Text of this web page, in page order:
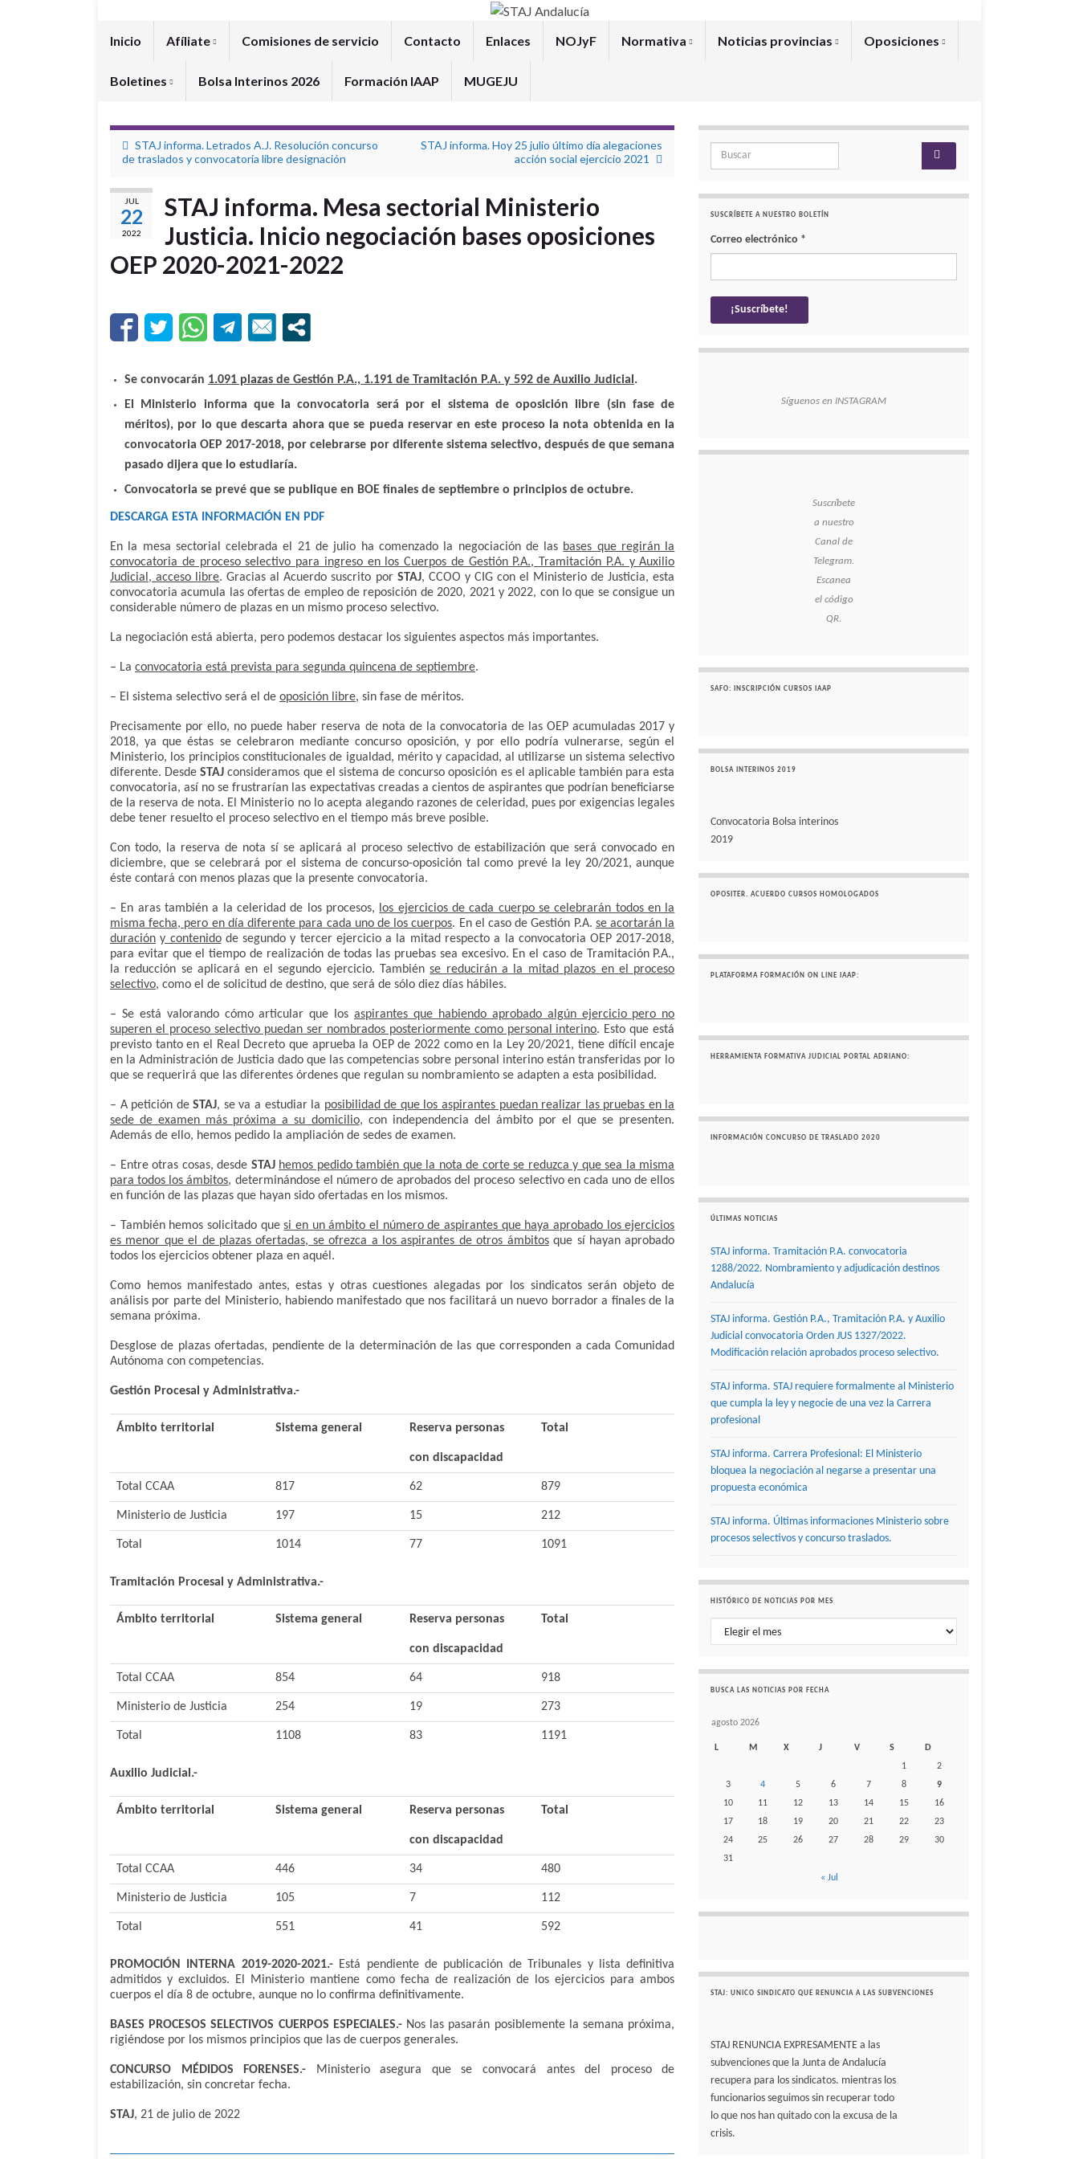
Inicio Afíliate Comisiones de servicio Contacto Enlaces NOJyF Normativa Noticias provincias Oposiciones
Boletines Bolsa Interinos 2026 Formación IAAP MUGEJU
STAJ informa. Letrados A.J. Resolución concurso
de traslados y convocatoria libre designación
STAJ informa. Hoy 25 julio último día alegaciones
acción social ejercicio 2021
JUL
22
2022
STAJ informa. Mesa sectorial Ministerio
Justicia. Inicio negociación bases oposiciones
OEP 2020-2021-2022
Se convocarán 1.091 plazas de Gestión P.A., 1.191 de Tramitación P.A. y 592 de Auxilio Judicial .
El Ministerio informa que la convocatoria será por el sistema de oposición libre (sin fase de
méritos), por lo que descarta ahora que se pueda reservar en este proceso la nota obtenida en la
convocatoria OEP 2017-2018, por celebrarse por diferente sistema selectivo, después de que semana
pasado dijera que lo estudiaría.
Convocatoria se prevé que se publique en BOE finales de septiembre o principios de octubre.
DESCARGA ESTA INFORMACIÓN EN PDF
En la mesa sectorial celebrada el 21 de julio ha comenzado la negociación de las bases que regirán la
convocatoria de proceso selectivo para ingreso en los Cuerpos de Gestión P.A., Tramitación P.A. y Auxilio
Judicial, acceso libre. Gracias al Acuerdo suscrito por STAJ, CCOO y CIG con el Ministerio de Justicia, esta
convocatoria acumula las ofertas de empleo de reposición de 2020, 2021 y 2022, con lo que se consigue un
considerable número de plazas en un mismo proceso selectivo.
La negociación está abierta, pero podemos destacar los siguientes aspectos más importantes.
– La convocatoria está prevista para segunda quincena de septiembre.
– El sistema selectivo será el de oposición libre, sin fase de méritos.
Precisamente por ello, no puede haber reserva de nota de la convocatoria de las OEP acumuladas 2017 y
2018, ya que éstas se celebraron mediante concurso oposición, y por ello podría vulnerarse, según el
Ministerio, los principios constitucionales de igualdad, mérito y capacidad, al utilizarse un sistema selectivo
diferente. DesdeSTAJ consideramos que el sistema de concurso oposición es el aplicable también para esta
convocatoria, así no se frustrarían las expectativas creadas a cientos de aspirantes que podrían beneficiarse
de la reserva de nota. El Ministerio no lo acepta alegando razones de celeridad, pues por exigencias legales
debe tener resuelto el proceso selectivo en el tiempo más breve posible.
Con todo, la reserva de nota sí se aplicará al proceso selectivo de estabilización que será convocado en
diciembre, que se celebrará por el sistema de concurso-oposición tal como prevé la ley 20/2021, aunque
éste contará con menos plazas que la presente convocatoria.
– En aras también a la celeridad de los procesos,
los ejercicios de cada cuerpo se celebrarán todos en la
misma fecha, pero en día diferente para cada uno de los cuerpos. En el caso de Gestión P.A. se acortarán la
duración y contenidode segundo y tercer ejercicio a la mitad respecto a la convocatoria OEP 2017-2018,
para evitar que el tiempo de realización de todas las pruebas sea excesivo. En el caso de Tramitación P.A.,
la reducción se aplicará en el segundo ejercicio. Tambiénse reducirán a la mitad plazos en el proceso
selectivo, como el de solicitud de destino, que será de sólo diez días hábiles.
– Se está valorando cómo articular que losaspirantes que habiendo aprobado algún ejercicio pero no
superen el proceso selectivo puedan ser nombrados posteriormente como personal interino. Esto que está
previsto tanto en el Real Decreto que aprueba la OEP de 2022 como en la Ley 20/2021, tiene difícil encaje
en la Administración de Justicia dado que las competencias sobre personal interino están transferidas por lo
que se requerirá que las diferentes órdenes que regulan su nombramiento se adapten a esta posibilidad.
– A petición deSTAJ, se va a estudiar la posibilidad de que los aspirantes puedan realizar las pruebas en la
sede de examen más próxima a su domicilio, con independencia del ámbito por el que se presenten.
Además de ello, hemos pedido la ampliación de sedes de examen.
– Entre otras cosas, desde STAJ hemos pedido también que la nota de corte se reduzca y que sea la misma
para todos los ámbitos, determinándose el número de aprobados del proceso selectivo en cada uno de ellos
en función de las plazas que hayan sido ofertadas en los mismos.
– También hemos solicitado quesi en un ámbito el número de aspirantes que haya aprobado los ejercicios
es menor que el de plazas ofertadas, se ofrezca a los aspirantes de otros ámbitosque sí hayan aprobado
todos los ejercicios obtener plaza en aquél.
Como hemos manifestado antes, estas y otras cuestiones alegadas por los sindicatos serán objeto de
análisis por parte del Ministerio, habiendo manifestado que nos facilitará un nuevo borrador a finales de la
semana próxima.
Desglose de plazas ofertadas, pendiente de la determinación de las que corresponden a cada Comunidad
Autónoma con competencias.
Gestión Procesal y Administrativa.-
Ámbito territorial Sistema general Reserva personas
con discapacidad
Total
Total CCAA 817 62 879
Ministerio de Justicia 197 15 212
Total 1014 77 1091
Tramitación Procesal y Administrativa.-
Ámbito territorial Sistema general Reserva personas
con discapacidad
Total
Total CCAA 854 64 918
Ministerio de Justicia 254 19 273
Total 1108 83 1191
Auxilio Judicial.-
Ámbito territorial Sistema general Reserva personas
con discapacidad
Total
Total CCAA 446 34 480
Ministerio de Justicia 105 7 112
Total 551 41 592
PROMOCIÓN INTERNA 2019-2020-2021.-Está pendiente de publicación de Tribunales y lista definitiva
admitidos y excluidos. El Ministerio mantiene como fecha de realización de los ejercicios para ambos
cuerpos el día 8 de octubre, aunque no lo confirma definitivamente.
BASES PROCESOS SELECTIVOS CUERPOS ESPECIALES.-Nos las pasarán posiblemente la semana próxima,
rigiéndose por los mismos principios que las de cuerpos generales.
CONCURSO MÉDIDOS FORENSES.- Ministerio asegura que se convocará antes del proceso de
estabilización, sin concretar fecha.
STAJ, 21 de julio de 2022
Search for:
SUSCRÍBETE A NUESTRO BOLETÍN
Correo electrónico *
Síguenos en INSTAGRAM
Suscríbete
a nuestro
Canal de
Telegram.
Escanea
el código
QR.
SAFO: INSCRIPCIÓN CURSOS IAAP
BOLSA INTERINOS 2019
Convocatoria Bolsa interinos
2019
OPOSITER. ACUERDO CURSOS HOMOLOGADOS
PLATAFORMA FORMACIÓN ON LINE IAAP:
HERRAMIENTA FORMATIVA JUDICIAL PORTAL ADRIANO:
INFORMACIÓN CONCURSO DE TRASLADO 2020
ÚLTIMAS NOTICIAS
STAJ informa. Tramitación P.A. convocatoria
1288/2022. Nombramiento y adjudicación destinos
Andalucía
STAJ informa. Gestión P.A., Tramitación P.A. y Auxilio
Judicial convocatoria Orden JUS 1327/2022.
Modificación relación aprobados proceso selectivo.
STAJ informa. STAJ requiere formalmente al Ministerio
que cumpla la ley y negocie de una vez la Carrera
profesional
STAJ informa. Carrera Profesional: El Ministerio
bloquea la negociación al negarse a presentar una
propuesta económica
STAJ informa. Últimas informaciones Ministerio sobre
procesos selectivos y concurso traslados.
HISTÓRICO DE NOTICIAS POR MES
Histórico de noticias por mes
BUSCA LAS NOTICIAS POR FECHA
agosto 2026
L M X J V S
D
1
2
3
4 5 6 7 8
9
10
11 12 13 14 15
16
17
18 19 20 21 22
23
24
25 26 27 28 29
30
31
« Jul
STAJ: UNICO SINDICATO QUE RENUNCIA A LAS SUBVENCIONES
STAJ RENUNCIA EXPRESAMENTE a las
subvenciones que la Junta de Andalucía
recupera para los sindicatos. mientras los
funcionarios seguimos sin recuperar todo
lo que nos han quitado con la excusa de la
crisis.